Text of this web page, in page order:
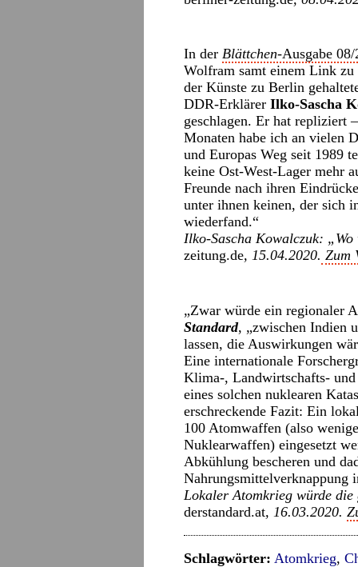
In der Blättchen-Ausgabe 08/
Wolfram samt einem Link zu
der Künste zu Berlin
DDR-Erklärer Ilko-Sascha
geschlagen. Er hat repliziert
Monaten habe ich an vielen
und Europas Weg seit 1989
keine Ost-West-Lager mehr
Freunde nach ihren
unter ihnen keinen, der sich
wiederfand.“
Ilko-Sascha Kowalczuk:
zeitung.de, 15.04.2020. Zum
„Zwar würde ein regionaler
Standard, „zwischen Indien
lassen, die Auswirkungen
Eine internationale
Klima-, Landwirtschafts-
eines solchen nuklearen
erschreckende Fazit: Ein
100 Atomwaffen (also
Nuklearwaffen) eingesetzt
Abkühlung bescheren und
Nahrungsmittelverknappung
Lokaler Atomkrieg würde die
derstandard.at, 16.03.2020.
Schlagwörter: Atomkrieg,